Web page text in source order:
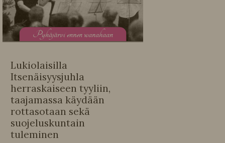
Pyhäjärvi ennen wanahaan
Lukiolaisilla
Itsenäisyysjuhla
herraskaiseen tyyliin,
taajamassa käydään
rottasotaan sekä
suojeluskuntain
tuleminen